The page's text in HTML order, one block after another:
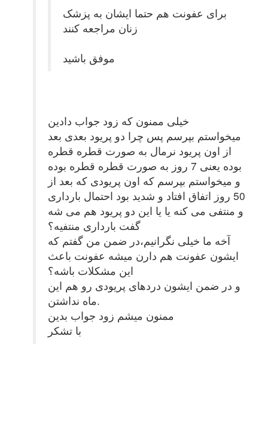
برای عفونت هم حتما ایشان به پزشک
زنان مراجعه کنند
موفق باشید
خیلی ممنون که زود جواب دادین
میخواستم بپرسم پس چرا دو پریود بعدی بعد
از اون پریود نرمال به صورت قطره قطره
بوده یعنی 7 روز به صورت قطره قطره بوده
و میخواستم بپرسم که اون پریودی که بعد از
50 روز اتفاق افتاد و شدید بود احتمال بارداری
و منتفی می کنه یا یا این دو پریود هم می شه
گفت بارداری منتفیه؟
آخه ما خیلی نگرانیم،در ضمن من گفتم که
ایشون عفونت هم دارن میشه عفونت باعث
این مشکلات باشه؟
و در ضمن ایشون دردهای پریودی رو هم این
ماه نداشتن.
ممنون میشم زود جواب بدین
با تشکر